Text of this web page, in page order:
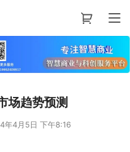
场趋势预测
年4月5日 下午8:16